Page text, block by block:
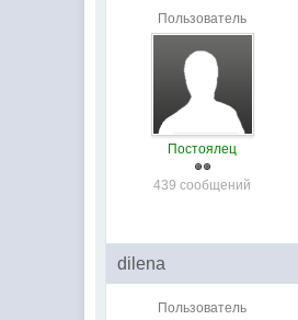
Пользователь
Постоялец
439 сообщений
dilena
Пользователь